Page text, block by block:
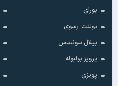
بورای
بولنت ارسوی
بیلال سونسس
پرویز بولبوله
پویزی